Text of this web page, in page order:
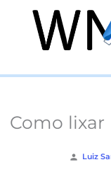
conteúdo
Como lixar
Luiz